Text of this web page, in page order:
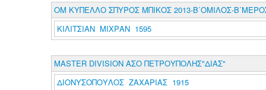
ΟΜ ΚΥΠΕΛΛΟ ΣΠΥΡΟΣ ΜΠΙΚΟΣ 2013-Β΄ΟΜΙΛΟΣ-
ΚΙΛΙΤΣΙΑΝ ΜΙΧΡΑΝ 1595
MASTER DIVISION ΑΣΟ ΠΕΤΡΟΥΠΟΛΗΣ"ΔΙΑΣ"
ΔΙΟΝΥΣΟΠΟΥΛΟΣ ΖΑΧΑΡΙΑΣ 1915